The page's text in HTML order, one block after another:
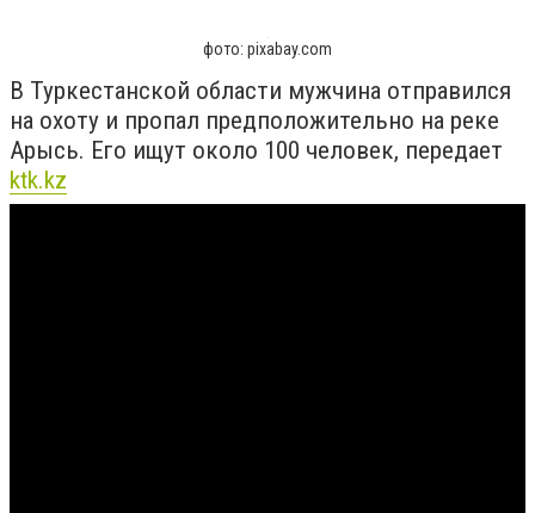
фото: pixabay.com
В Туркестанской области мужчина отправился
на охоту и пропал предположительно на реке
Арысь. Его ищут около 100 человек, передает
ktk.kz